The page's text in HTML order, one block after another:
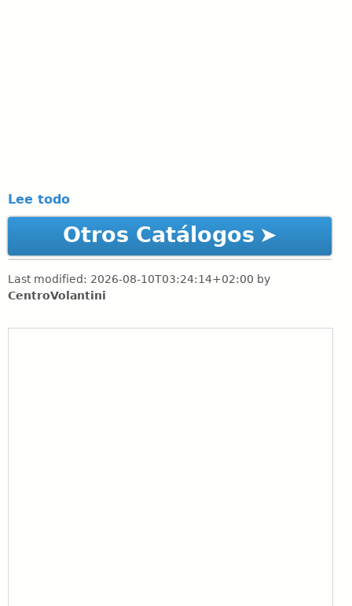
Lee todo
Otros Catálogos
Last modified: 2026-08-10T03:24:14+02:00 by
CentroVolantini